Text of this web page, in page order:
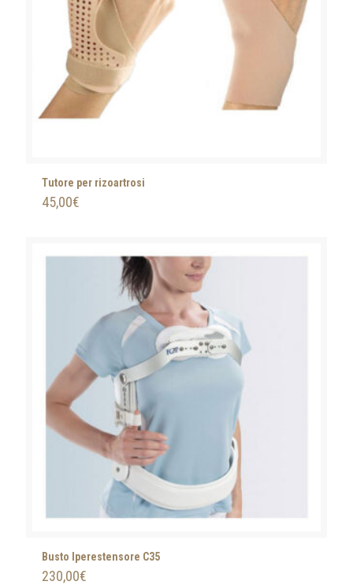
Tutore per rizoartrosi
45,00€
Busto Iperestensore C35
230,00€